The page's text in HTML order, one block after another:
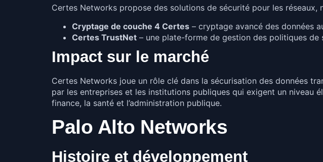
Certes Networks propose des solutions de sécurité pour les réseaux,
Cryptage de couche 4 Certes – cryptage avancé des données
Certes TrustNet – une plate-forme de gestion des politiques de
Impact sur le marché
Certes Networks joue un rôle clé dans la sécurisation des données
par les entreprises et les institutions publiques qui exigent un niveau
finance, la santé et l’administration publique.
Palo Alto Networks
Histoire et développement